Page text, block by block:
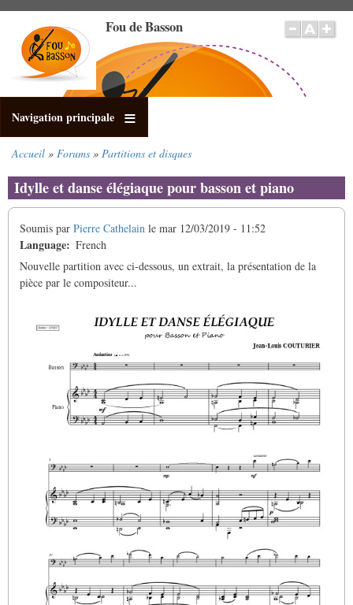
contenu
principal
Fou de Basson
Navigation principale
d'Ariane
Accueil Forums Partitions et disques
Idylle et danse élégiaque pour basson et piano
Soumis par Pierre Cathelain le mar 12/03/2019 - 11:52
Language
French
Nouvelle partition avec ci-dessous, un extrait, la présentation de la
pièce par le compositeur...